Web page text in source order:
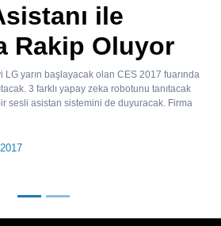
ile
Rakip Oluyor
yarın başlayacak olan CES 2017 fuarında
3 farklı yapay zeka robotunu tanıtacak
sesli asistan sistemini de duyuracak. Firma